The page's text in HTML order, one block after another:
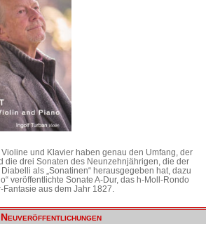
und Klavier haben genau den Umfang, der
die drei Sonaten des Neunzehnjährigen, die der
als „Sonatinen“ herausgegeben hat, dazu
veröffentlichte Sonate A-Dur, das h-Moll-Rondo
aus dem Jahr 1827.
Neuveröffentlichungen